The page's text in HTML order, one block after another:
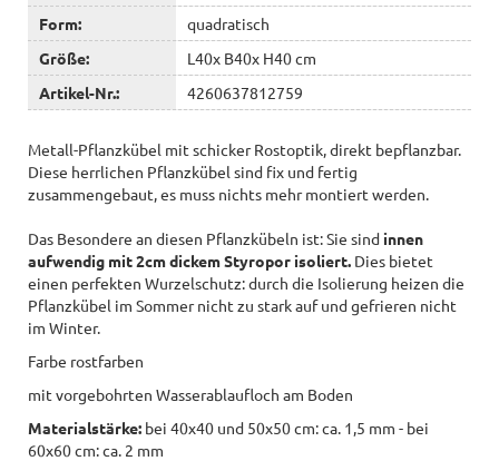
Form:
quadratisch
Größe:
L40x B40x H40 cm
Artikel-Nr.:
4260637812759
Metall-Pflanzkübel mit schicker Rostoptik, direkt bepflanzbar.
Diese herrlichen Pflanzkübel sind fix und fertig
zusammengebaut, es muss nichts mehr montiert werden.
Das Besondere an diesen Pflanzkübeln ist: Sie sind innen
aufwendig mit 2cm dickem Styropor isoliert. Dies bietet
einen perfekten Wurzelschutz: durch die Isolierung heizen die
Pflanzkübel im Sommer nicht zu stark auf und gefrieren nicht
im Winter.
Farbe rostfarben
mit vorgebohrten Wasserablaufloch am Boden
Materialstärke: bei 40x40 und 50x50 cm: ca. 1,5 mm - bei
60x60 cm: ca. 2 mm